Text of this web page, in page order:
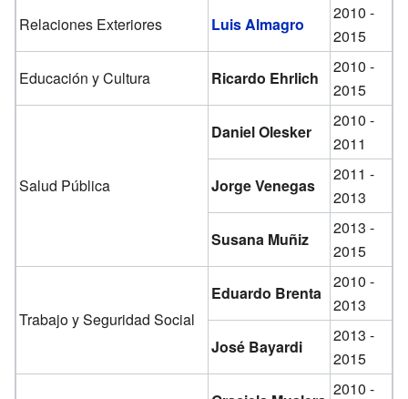
Relaciones Exteriores Luis Almagro
2010 -
2015
Educación y Cultura
Ricardo Ehrlich
2010 -
2015
Salud Pública
Daniel Olesker
2010 -
2011
Jorge Venegas
2011 -
2013
Susana Muñiz
2013 -
2015
Trabajo y Seguridad Social
Eduardo Brenta
2010 -
2013
José Bayardi
2013 -
2015
2010 -